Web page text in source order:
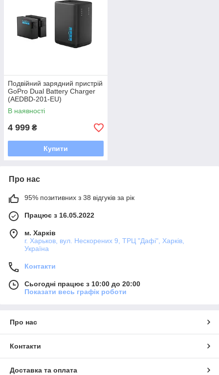
Подвійний зарядний пристрій
GoPro Dual Battery Charger
(AEDBD-201-EU)
В наявності
4 999 ₴
Купити
Про нас
95% позитивних з 38 відгуків за рік
Працює з 16.05.2022
м. Харків
г. Харьков, вул. Нескорених 9, ТРЦ "Дафі", Харків,
Україна
Контакти
Сьогодні працює з 10:00 до 20:00
Показати весь графік роботи
Про нас
Контакти
Доставка та оплата